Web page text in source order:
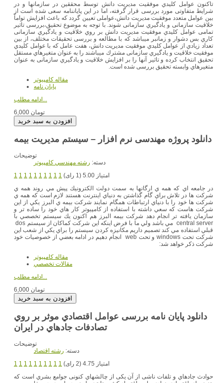
تاکنون عوامل کلیدي موفقیت مدیریت دانش توسط محققین در سازمانها و در
شرایط متفاوتی مورد بررسی قرار گرفته، اما در این پایاننامه سعی شده است از
بین عوامل متعدد موفقیت مدیریت دانش،عواملی تعیین گردد که باعث افزایش تواماً
خلاقیت سازمانی و یادگیري سازمانی شوند. با توجه به موضوع تحقیق،بررسی تاثیر
تمامی عوامل کلیدي موفقیت مدیریت دانش بر روي خلاقیت و یادگیري سازمانی
کاري بس دشوار و زمانبر میباشد که با مطالعه و بررسی تحقیقات مختلف، از بین
تعداد زیادي از عوامل کلیدي موفقیت مدیریت دانش، هفت عامل که با عوامل کلیدي
موفقیت خلاقیت و یادگیري سازمانی مشترك میباشند را به عنوان متغیرهاي مستقل
تحقیق انتخاب کرده و تاثیر آنها را بر افزایش خلاقیت و یادگیري سازمانی به عنوان
متغیرهاي وابسته تحقیق بررسی شده است.
مقاله کامپیوتر
پایان نامه
ادامه مطلب...
6,000 تومان
دانلود پروژه مهندسی نرم افزار – سیستم مدیریت بیمه
توضیحات
دسته: رشته مهندسي کامپيوتر
1 1 1 1 1 1 1 1 1 1
امتیاز 5.00 (1 رای)
در جامعه اي كه همه ي ارگانها به سمت دولت الكترونيك پيش مي روند همه ي
شركت ها در تلاش براي گام گذاشتن به دنياي اينترنت هستند لازم است كه همه ي
شركت ها خود را با دنياي ارتباطات همگام نمايند شركت بيمه ي البرز يكي از اين
شركت هاست كه سعي داشته با استفاده از كامپيوتر كار هاي خود را ساده تر و
سازمان يافته تر انجام دهد شركت بيمه البرز هم اكنون يك سيستم تخصصي با
central server مي باشد ولي ما با فرض اينكه اين شركت كماكان از سيستم dos
قبلي استفاده مي كند تصميم داريم مكانيزه كردن سيستم را براي يكي از شعب اين
شركت تحت windows و تحت web انجام دهيم در ادامه بعضي از خصوصيات خود
شركت ذكر خواهد شد:
مقاله کامپیوتر
مقالات تخصصي
ادامه مطلب...
6,000 تومان
دانلود پایان نامه بررسی عوامل اقتصادي موثر بر روي
تصادفات جادهاي در ایران
توضیحات
دسته: رشته اقتصاد
1 1 1 1 1 1 1 1 1 1
امتیاز 4.75 (2 رای)
حوادث جادهاي و تلفات ناشی از آن یکی از چالشهاي کنونی جوامع بشري است که